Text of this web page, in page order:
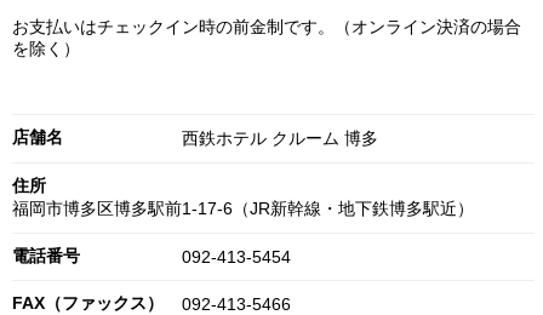
お支払いはチェックイン時の前金制です。（オンライン決済の場合
を除く）
店舗名 西鉄ホテル クルーム 博多
住所
福岡市博多区博多駅前1-17-6（JR新幹線・地下鉄博多駅近）
電話番号 092-413-5454
FAX（ファックス） 092-413-5466